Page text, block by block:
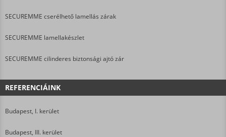
SECUREMME cserélhető lamellás zárak
SECUREMME lamellakészlet
SECUREMME cilinderes biztonsági ajtó zár
REFERENCIÁINK
Budapest, I. kerület
Budapest, III. kerület